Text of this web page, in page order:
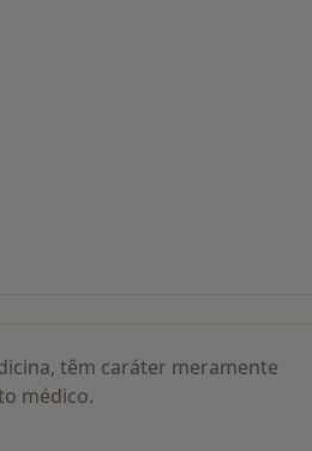
têm caráter meramente
médico.